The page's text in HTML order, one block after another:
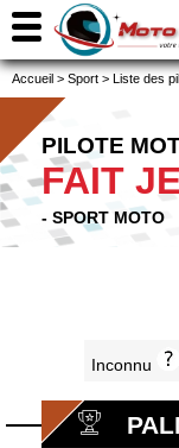
Accueil > Sport > Liste des
PILOTE
FAIT
- SPORT MOTO
Inconnu